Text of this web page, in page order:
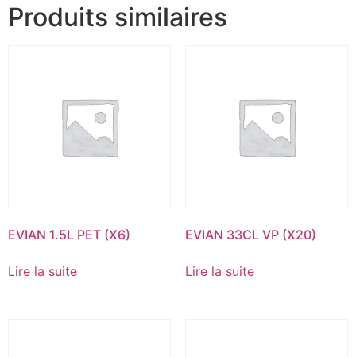
Produits similaires
EVIAN 1.5L PET (X6)
Lire la suite
EVIAN 33CL VP (X20)
Lire la suite